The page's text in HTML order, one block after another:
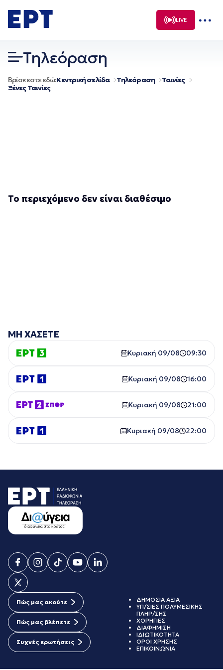
σε
περιεχόμενο
LIVE
Τηλεόραση
Βρίσκεστε εδώ:Κεντρική σελίδα Τηλεόραση
Ταινίες
Ξένες Ταινίες
Το περιεχόμενο δεν είναι διαθέσιμο
ΜΗ ΧΑΣΕΤΕ
Κυριακή 09/08 09:30
Κυριακή 09/08 16:00
Κυριακή 09/08 21:00
Κυριακή 09/08 22:00
Πώς μας ακούτε
Πώς μας βλέπετε
Συχνές ερωτήσεις
ΔΗΜΟΣΙΑ ΑΞΙΑ
ΥΠ/ΣΙΕΣ ΠΟΛΥΜΕΣΙΚΗΣ
ΠΛΗΡ/ΣΗΣ
ΧΟΡΗΓΙΕΣ
ΔΙΑΦΗΜΙΣΗ
ΙΔΙΩΤΙΚΟΤΗΤΑ
ΟΡΟΙ ΧΡΗΣΗΣ
ΕΠΙΚΟΙΝΩΝΙΑ